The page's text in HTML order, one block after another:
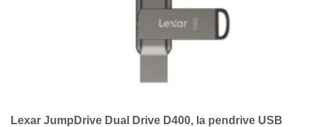
Lexar JumpDrive Dual Drive D400, la pendrive USB